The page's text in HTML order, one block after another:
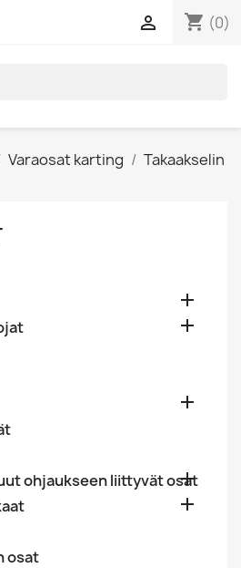
shopping_cart (0)

Varaosat karting
Takaakselin



ohjaukseen liittyvät osat


osat